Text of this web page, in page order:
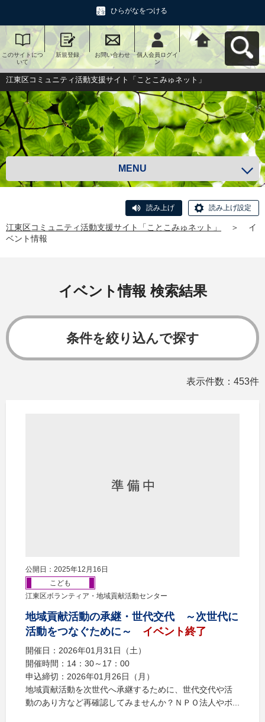
ひらがなをつける
このサイトにつ
いて
新規登録 お問い合わせ
個人会員ログイ
ン
江東区コミュニ
ティ活動支援サ
イト「ことこみ
ゅネット」へ戻
る
江東区コミュニティ活動支援サイト「ことこみゅネット」
MENU
読み上げ 読み上げ設定
江東区コミュニティ活動支援サイト「ことこみゅネット」 ＞
イ
ベント情報
イベント情報 検索結果
条件を絞り込んで探す
表示件数：453件
公開日：2025年12月16日
こども
江東区ボランティア・地域貢献活動センター
地域貢献活動の承継・世代交代 ～次世代に
活動をつなぐために～
イベント終了
開催日：2026年01月31日（土）
開催時間：14：30～17：00
申込締切：2026年01月26日（月）
地域貢献活動を次世代へ承継するために、世代交代や活
動のあり方など再確認してみませんか？ＮＰＯ法人やボ...